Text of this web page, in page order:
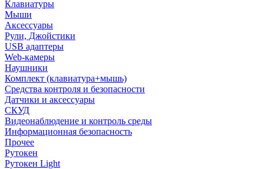
Клавиатуры
Мыши
Аксессуары
Рули, Джойстики
USB адаптеры
Web-камеры
Наушники
Комплект (клавиатура+мышь)
Средства контроля и безопасности
Датчики и аксессуары
СКУД
Видеонаблюдение и контроль среды
Информационная безопасность
Прочее
Рутокен
Рутокен Light